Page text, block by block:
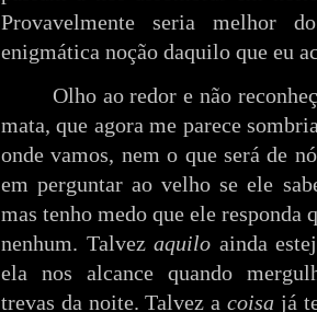
Provavelmente seria melhor
enigmática noção daquilo que eu
Olho ao redor e não
mata, que agora me parece
onde vamos, nem o que será de
em perguntar ao velho se ele
mas tenho medo que ele responda
nenhum. Talvezaquilo ainda
ela nos alcance quando
trevas da noite. Talvez acoisa já